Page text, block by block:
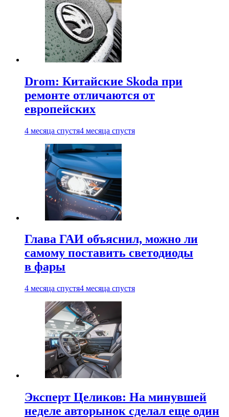
Drom: Китайские Skoda при
ремонте отличаются от
европейских
4 месяца спустя4 месяца спустя
Глава ГАИ объяснил, можно ли
самому поставить светодиоды
в фары
4 месяца спустя4 месяца спустя
Эксперт Целиков: На минувшей
неделе авторынок сделал еще один